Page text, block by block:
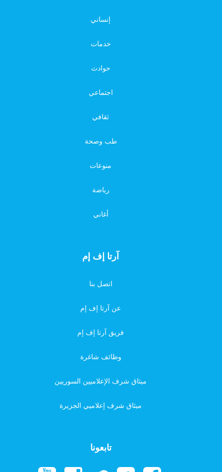
إنساني
خدمات
حوادث
اجتماعي
ثقافي
طب وصحة
منوعات
رياضة
أغاني
آرتا إف إم
اتصل بنا
عن آرتا إف إم
فريق آرتا إف إم
وظائف شاغرة
ميثاق شرف الإعلاميين السوريين
ميثاق شرف إعلاميي الجزيرة
تابعونا